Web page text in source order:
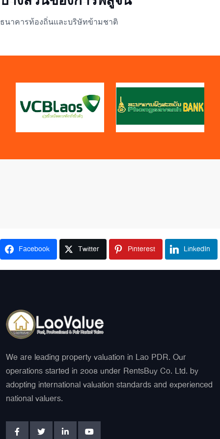
ธนาคารท้องถิ่นและบริษัทข้ามชาติ
Facebook Twitter Pinterest LinkedIn
We are leading property valuation in Lao PDR. Our
operations started in 2008 under RentsBuy Co. Ltd. by
adopting international valuation standards and experienced
national valuers.